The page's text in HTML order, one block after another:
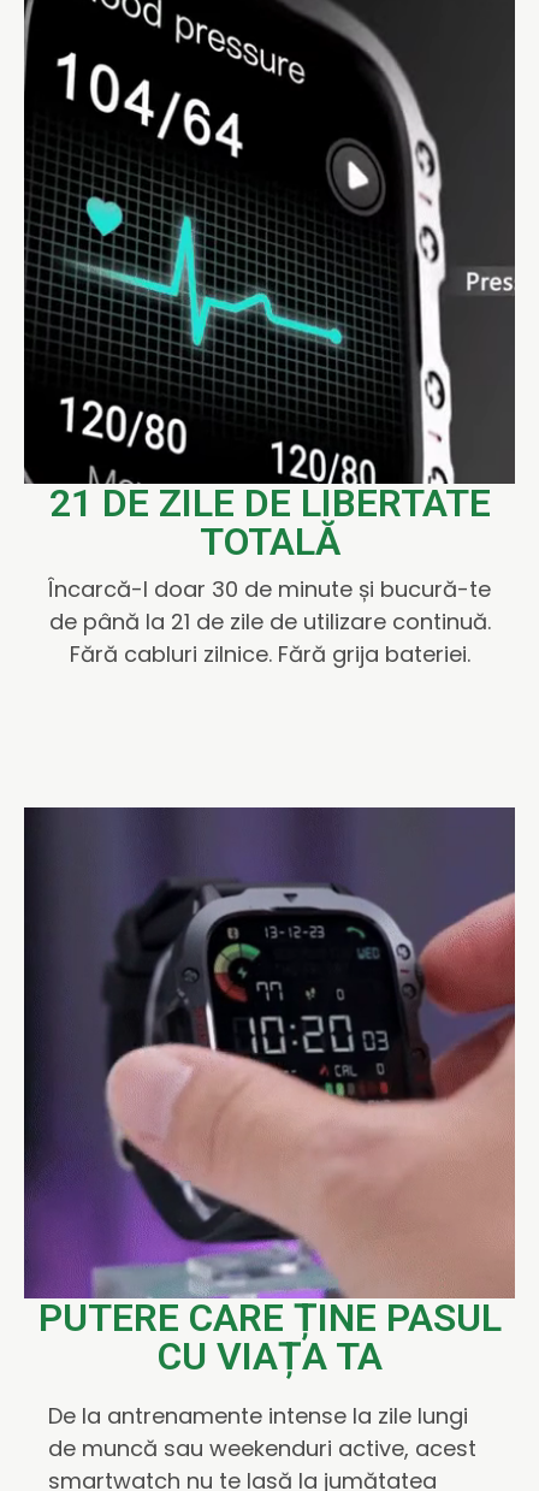
21 DE ZILE DE LIBERTATE
TOTALĂ
Încarcă-l doar 30 de minute și bucură-te
de până la 21 de zile de utilizare continuă.
Fără cabluri zilnice. Fără grija bateriei.
PUTERE CARE ȚINE PASUL
CU VIAȚA TA
De la antrenamente intense la zile lungi
de muncă sau weekenduri active, acest
smartwatch nu te lasă la jumătatea